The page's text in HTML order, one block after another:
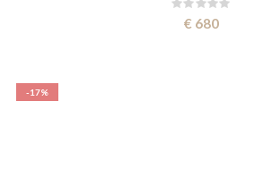
Rating:
€ 680
-17%